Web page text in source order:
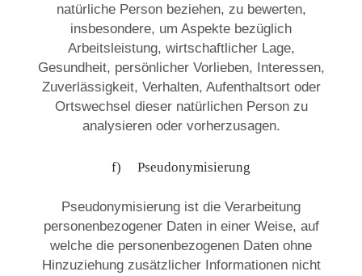
natürliche Person beziehen, zu bewerten,
insbesondere, um Aspekte bezüglich
Arbeitsleistung, wirtschaftlicher Lage,
Gesundheit, persönlicher Vorlieben, Interessen,
Zuverlässigkeit, Verhalten, Aufenthaltsort oder
Ortswechsel dieser natürlichen Person zu
analysieren oder vorherzusagen.
f) Pseudonymisierung
Pseudonymisierung ist die Verarbeitung
personenbezogener Daten in einer Weise, auf
welche die personenbezogenen Daten ohne
Hinzuziehung zusätzlicher Informationen nicht